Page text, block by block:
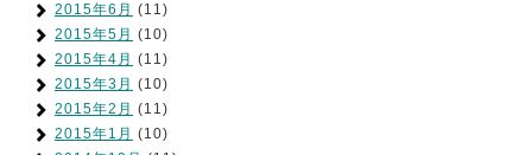
2015年6月 (11)
2015年5月 (10)
2015年4月 (11)
2015年3月 (10)
2015年2月 (11)
2015年1月 (10)